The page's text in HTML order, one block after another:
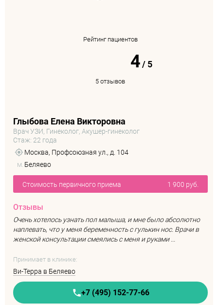
Рейтинг пациентов
4/5
5 отзывов
Глыбова Елена Викторовна
Врач УЗИ, Гинеколог, Акушер-гинеколог
Стаж: 22 года
Москва, Профсоюзная ул., д. 104
м. Беляево
Стоимость первичного приема 1 900 руб.
Отзывы
Очень хотелось узнать пол малыша, и мне было абсолютно
наплевать, что у меня беременность с гулькин нос. Врачи в
женской консультации смеялись с меня и руками ...
Принимает в клинике:
Ви-Терра в Беляево
+7 (495) 152-77-66